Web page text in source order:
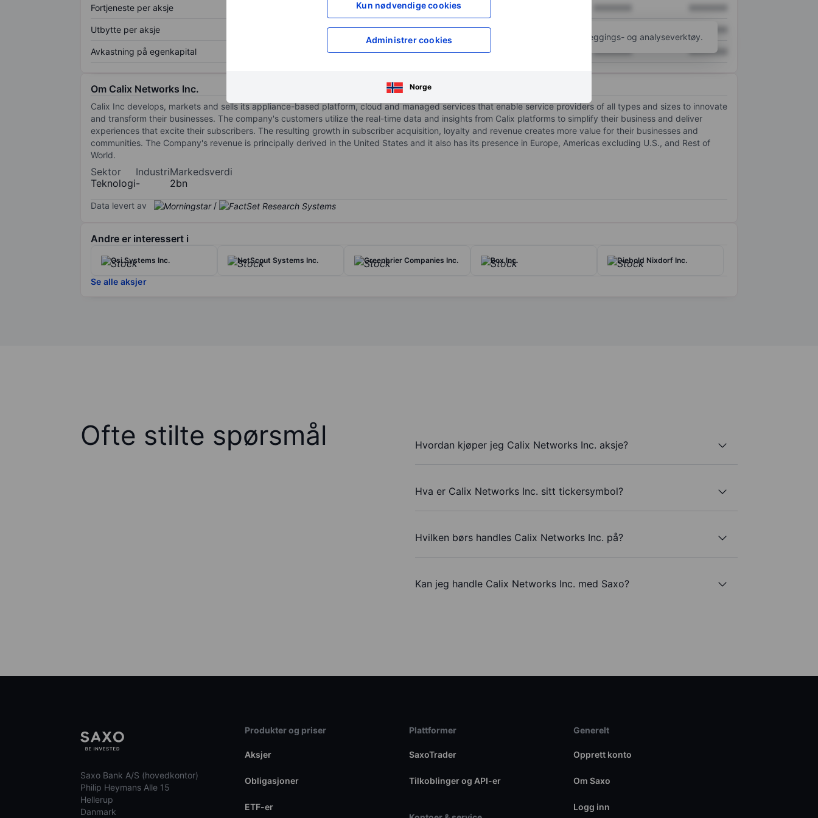
Kun nødvendige cookies
Administrer cookies
Norge
Fortjeneste per aksje XXXXXXX
Utbytte per aksje XXXXXXX
Avkastning på egenkapital XXXXXXX XXXXXXX XXXXXXX
Åpne konto for å få tilgang til flere kartleggings- og analyseverktøy.
Om Calix Networks Inc.
Calix Inc develops, markets and sells its appliance-based platform, cloud and managed services that enable service providers of all types and sizes to innovate
and transform their businesses. The company's customers utilize the real-time data and insights from Calix platforms to simplify their business and deliver
experiences that excite their subscribers. The resulting growth in subscriber acquisition, loyalty and revenue creates more value for their businesses and
communities. The Company's revenue is principally derived in the United States and it also has its presence in Europe, Americas excluding U.S., and Rest of
World.
Sektor
Teknologi
Industri
-
Markedsverdi
2bn
Data levert av /
Andre er interessert i
Osi Systems Inc. NetScout Systems Inc. Greenbrier Companies Inc. Box Inc. Diebold Nixdorf Inc.
Se alle aksjer
Ofte stilte spørsmål Hvordan kjøper jeg Calix Networks Inc. aksje?
Hva er Calix Networks Inc. sitt tickersymbol?
Hvilken børs handles Calix Networks Inc. på?
Kan jeg handle Calix Networks Inc. med Saxo?
Saxo Bank A/S (hovedkontor)
Philip Heymans Alle 15
Hellerup
Danmark
Produkter og priser
Aksjer
Obligasjoner
ETF-er
Plattformer
SaxoTrader
Tilkoblinger og API-er
Generelt
Opprett konto
Om Saxo
Logg inn